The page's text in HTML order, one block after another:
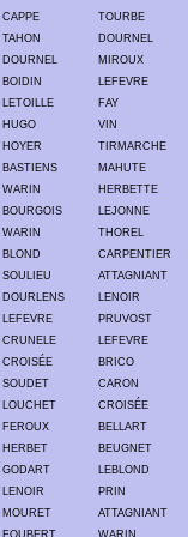
CAPPE
TOURBE
TAHON
DOURNEL
DOURNEL
MIROUX
BOIDIN
LEFEVRE
LETOILLE
FAY
HUGO
VIN
HOYER
TIRMARCHE
BASTIENS
MAHUTE
WARIN
HERBETTE
BOURGOIS
LEJONNE
WARIN
THOREL
BLOND
CARPENTIER
SOULIEU
ATTAGNIANT
DOURLENS
LENOIR
LEFEVRE
PRUVOST
CRUNELE
LEFEVRE
CROISÉE
BRICO
SOUDET
CARON
LOUCHET
CROISÉE
FEROUX
BELLART
HERBET
BEUGNET
GODART
LEBLOND
LENOIR
PRIN
MOURET
ATTAGNIANT
FOUBERT WARIN